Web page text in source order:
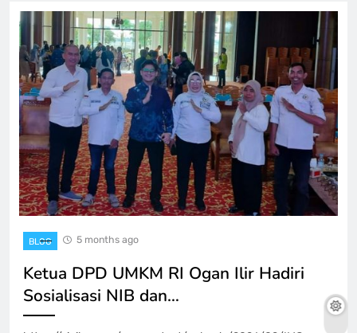
BLOG 5 months ago
Ketua DPD UMKM RI Ogan Ilir Hadiri
Sosialisasi NIB dan…